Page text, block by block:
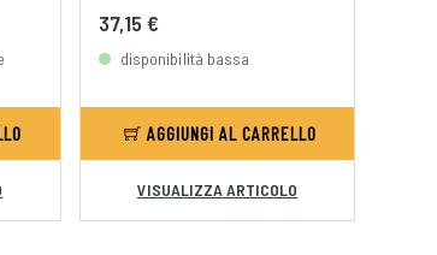
37,15 €
disponibilità bassa
AGGIUNGI AL CARRELLO
VISUALIZZA ARTICOLO